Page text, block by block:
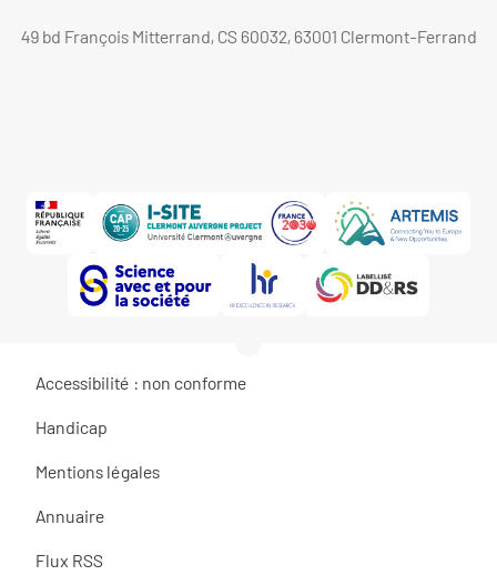
49 bd François Mitterrand, CS 60032, 63001 Clermont-Ferrand
Accessibilité : non conforme
Handicap
Mentions légales
Annuaire
Flux RSS